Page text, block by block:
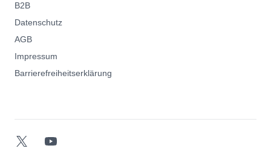
B2B
Datenschutz
AGB
Impressum
Barrierefreiheitserklärung
Twitter-XYouTube